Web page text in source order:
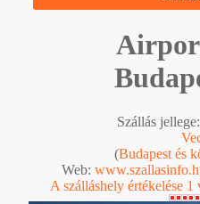
Szállás
(Budapest és
Web:
A szálláshely értékelése